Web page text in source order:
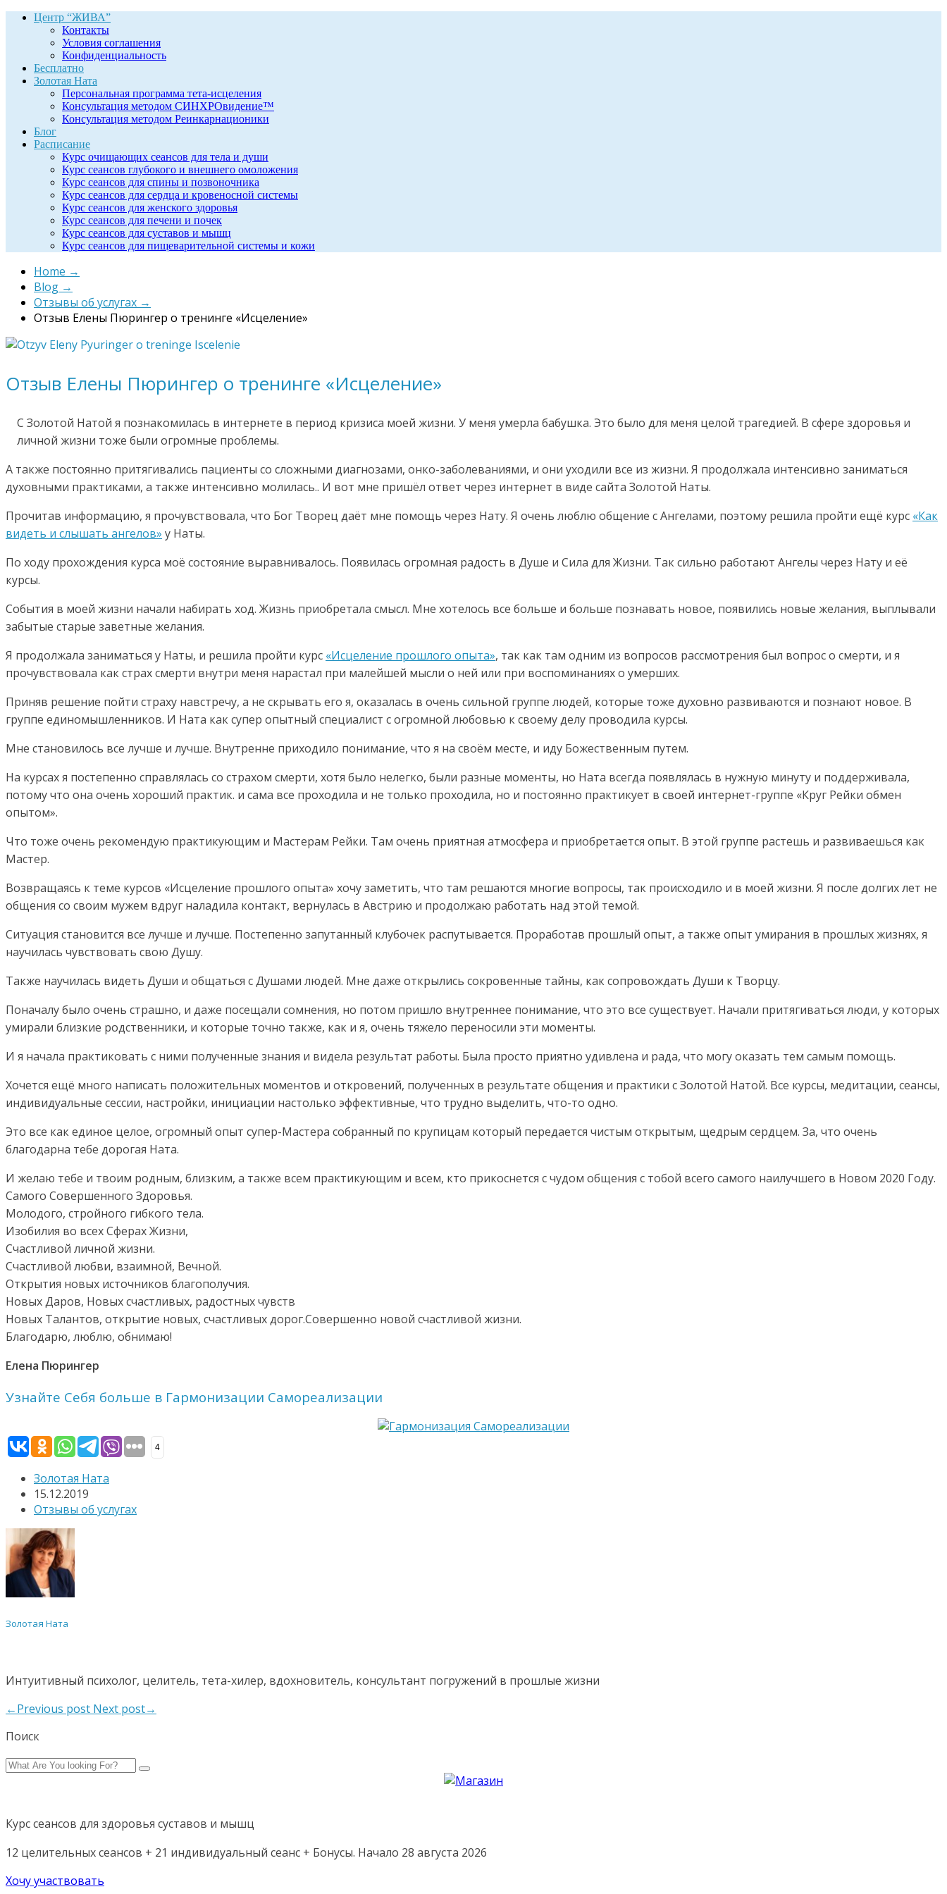
Центр “ЖИВА”
Контакты
Условия соглашения
Конфиденциальность
Бесплатно
Золотая Ната
Персональная программа тета-исцеления
Консультация методом СИНХРОвидение™
Консультация методом Реинкарнационики
Блог
Расписание
Курс очищающих сеансов для тела и души
Курс сеансов глубокого и внешнего омоложения
Курс сеансов для спины и позвоночника
Курс сеансов для сердца и кровеносной системы
Курс сеансов для женского здоровья
Курс сеансов для печени и почек
Курс сеансов для суставов и мышц
Курс сеансов для пищеварительной системы и кожи
Home →
Blog →
Отзывы об услугах →
Отзыв Елены Пюрингер о тренинге «Исцеление»
Отзыв Елены Пюрингер о тренинге «Исцеление»
С Золотой Натой я познакомилась в интернете в период кризиса моей жизни. У меня умерла бабушка. Это было для меня целой трагедией. В сфере здоровья и
личной жизни тоже были огромные проблемы.
А также постоянно притягивались пациенты со сложными диагнозами, онко-заболеваниями, и они уходили все из жизни. Я продолжала интенсивно заниматься
духовными практиками, а также интенсивно молилась.. И вот мне пришёл ответ через интернет в виде сайта Золотой Наты.
Прочитав информацию, я прочувствовала, что Бог Творец даёт мне помощь через Нату. Я очень люблю общение с Ангелами, поэтому решила пройти ещё курс «Как
видеть и слышать ангелов» у Наты.
По ходу прохождения курса моё состояние выравнивалось. Появилась огромная радость в Душе и Сила для Жизни. Так сильно работают Ангелы через Нату и её
курсы.
События в моей жизни начали набирать ход. Жизнь приобретала смысл. Мне хотелось все больше и больше познавать новое, появились новые желания, выплывали
забытые старые заветные желания.
Я продолжала заниматься у Наты, и решила пройти курс «Исцеление прошлого опыта», так как там одним из вопросов рассмотрения был вопрос о смерти, и я
прочувствовала как страх смерти внутри меня нарастал при малейшей мысли о ней или при воспоминаниях о умерших.
Приняв решение пойти страху навстречу, а не скрывать его я, оказалась в очень сильной группе людей, которые тоже духовно развиваются и познают новое. В
группе единомышленников. И Ната как супер опытный специалист с огромной любовью к своему делу проводила курсы.
Мне становилось все лучше и лучше. Внутренне приходило понимание, что я на своём месте, и иду Божественным путем.
На курсах я постепенно справлялась со страхом смерти, хотя было нелегко, были разные моменты, но Ната всегда появлялась в нужную минуту и поддерживала,
потому что она очень хороший практик. и сама все проходила и не только проходила, но и постоянно практикует в своей интернет-группе «Круг Рейки обмен
опытом».
Что тоже очень рекомендую практикующим и Мастерам Рейки. Там очень приятная атмосфера и приобретается опыт. В этой группе растешь и развиваешься как
Мастер.
Возвращаясь к теме курсов «Исцеление прошлого опыта» хочу заметить, что там решаются многие вопросы, так происходило и в моей жизни. Я после долгих лет не
общения со своим мужем вдруг наладила контакт, вернулась в Австрию и продолжаю работать над этой темой.
Ситуация становится все лучше и лучше. Постепенно запутанный клубочек распутывается. Проработав прошлый опыт, а также опыт умирания в прошлых жизнях, я
научилась чувствовать свою Душу.
Также научилась видеть Души и общаться с Душами людей. Мне даже открылись сокровенные тайны, как сопровождать Души к Творцу.
Поначалу было очень страшно, и даже посещали сомнения, но потом пришло внутреннее понимание, что это все существует. Начали притягиваться люди, у которых
умирали близкие родственники, и которые точно также, как и я, очень тяжело переносили эти моменты.
И я начала практиковать с ними полученные знания и видела результат работы. Была просто приятно удивлена и рада, что могу оказать тем самым помощь.
Хочется ещё много написать положительных моментов и откровений, полученных в результате общения и практики с Золотой Натой. Все курсы, медитации, сеансы,
индивидуальные сессии, настройки, инициации настолько эффективные, что трудно выделить, что-то одно.
Это все как единое целое, огромный опыт супер-Мастера собранный по крупицам который передается чистым открытым, щедрым сердцем. За, что очень
благодарна тебе дорогая Ната.
И желаю тебе и твоим родным, близким, а также всем практикующим и всем, кто прикоснется с чудом общения с тобой всего самого наилучшего в Новом 2020 Году.
Самого Совершенного Здоровья.
Молодого, стройного гибкого тела.
Изобилия во всех Сферах Жизни,
Счастливой личной жизни.
Счастливой любви, взаимной, Вечной.
Открытия новых источников благополучия.
Новых Даров, Новых счастливых, радостных чувств
Новых Талантов, открытие новых, счастливых дорог.Совершенно новой счастливой жизни.
Благодарю, люблю, обнимаю!
Елена Пюрингер
Узнайте Себя больше в Гармонизации Самореализации
4
Золотая Ната
15.12.2019
Отзывы об услугах
Золотая Ната
Интуитивный психолог, целитель, тета-хилер, вдохновитель, консультант погружений в прошлые жизни
←Previous post Next post→
Поиск
Курс сеансов для здоровья суставов и мышц
12 целительных сеансов + 21 индивидуальный сеанс + Бонусы. Начало 28 августа 2026
Хочу участвовать